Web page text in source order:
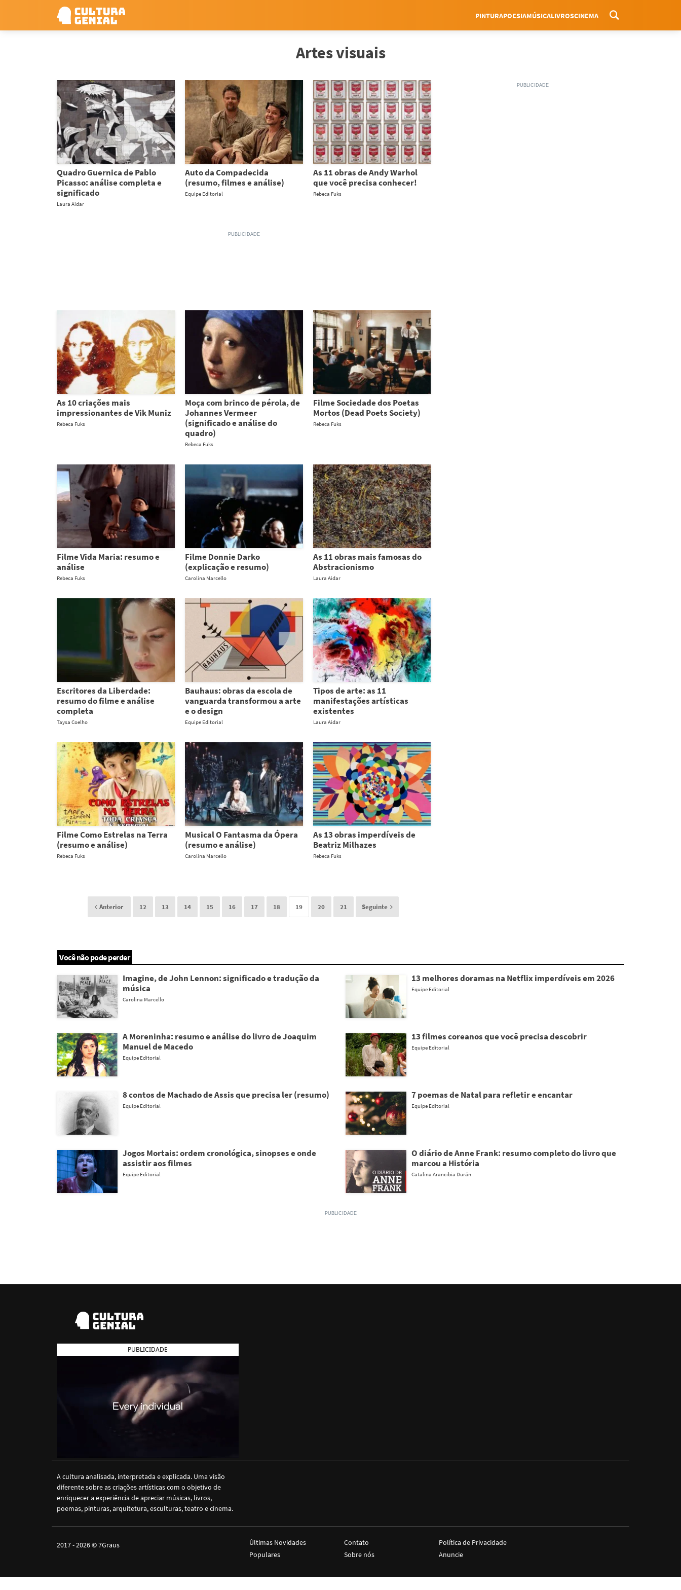
Menu
PINTURAPOESIAMÚSICALIVROSCINEMA
Artes visuais
Quadro Guernica de Pablo
Picasso: análise completa e
significado
Laura Aidar
Auto da Compadecida
(resumo, filmes e análise)
Equipe Editorial
As 11 obras de Andy Warhol
que você precisa conhecer!
Rebeca Fuks
As 10 criações mais
impressionantes de Vik Muniz
Rebeca Fuks
Moça com brinco de pérola, de
Johannes Vermeer
(significado e análise do
quadro)
Rebeca Fuks
Filme Sociedade dos Poetas
Mortos (Dead Poets Society)
Rebeca Fuks
Filme Vida Maria: resumo e
análise
Rebeca Fuks
Filme Donnie Darko
(explicação e resumo)
Carolina Marcello
As 11 obras mais famosas do
Abstracionismo
Laura Aidar
Escritores da Liberdade:
resumo do filme e análise
completa
Taysa Coelho
Bauhaus: obras da escola de
vanguarda transformou a arte
e o design
Equipe Editorial
Tipos de arte: as 11
manifestações artísticas
existentes
Laura Aidar
Filme Como Estrelas na Terra
(resumo e análise)
Rebeca Fuks
Musical O Fantasma da Ópera
(resumo e análise)
Carolina Marcello
As 13 obras imperdíveis de
Beatriz Milhazes
Rebeca Fuks
Anterior 12 13 14 15 16 17 18 19 20 21 Seguinte
Você não pode perder
Imagine, de John Lennon: significado e tradução da
música
Carolina Marcello
13 melhores doramas na Netflix imperdíveis em 2026
Equipe Editorial
A Moreninha: resumo e análise do livro de Joaquim
Manuel de Macedo
Equipe Editorial
13 filmes coreanos que você precisa descobrir
Equipe Editorial
8 contos de Machado de Assis que precisa ler (resumo)
Equipe Editorial
7 poemas de Natal para refletir e encantar
Equipe Editorial
Jogos Mortais: ordem cronológica, sinopses e onde
assistir aos filmes
Equipe Editorial
O diário de Anne Frank: resumo completo do livro que
marcou a História
Catalina Arancibia Durán
PUBLICIDADE
A cultura analisada, interpretada e explicada. Uma visão
diferente sobre as criações artísticas com o objetivo de
enriquecer a experiência de apreciar músicas, livros,
poemas, pinturas, arquitetura, esculturas, teatro e cinema.
Últimas Novidades
Populares
Contato
Sobre nós
Política de Privacidade
Anuncie
2017 - 2026 ©7Graus